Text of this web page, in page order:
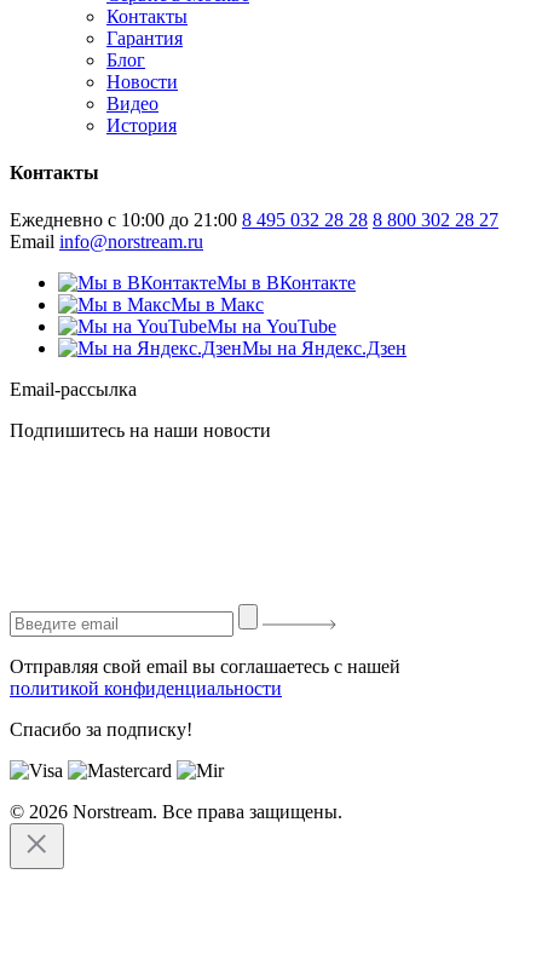
Контакты
Гарантия
Блог
Новости
Видео
История
Контакты
Ежедневно с 10:00 до 21:00 8 495 032 28 28 8 800 302 28 27
Email info@norstream.ru
Мы в ВКонтакте
Мы в Макс
Мы на YouTube
Мы на Яндекс.Дзен
Email-рассылка
Подпишитесь на наши новости
Отправляя свой email вы соглашаетесь с нашей
политикой конфиденциальности
Спасибо за подписку!
© 2026 Norstream. Все права защищены.